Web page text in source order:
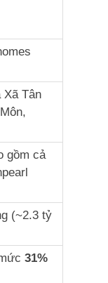
Xã Tân
gồm cả
(~2.3 tỷ
31%